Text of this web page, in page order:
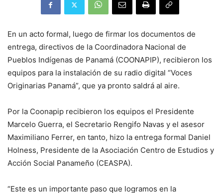
En un acto formal, luego de firmar los documentos de
entrega, directivos de la Coordinadora Nacional de
Pueblos Indígenas de Panamá (COONAPIP), recibieron los
equipos para la instalación de su radio digital “Voces
Originarias Panamá”, que ya pronto saldrá al aire.
Por la Coonapip recibieron los equipos el Presidente
Marcelo Guerra, el Secretario Rengifo Navas y el asesor
Maximiliano Ferrer, en tanto, hizo la entrega formal Daniel
Holness, Presidente de la Asociación Centro de Estudios y
Acción Social Panameño (CEASPA).
“Este es un importante paso que logramos en la